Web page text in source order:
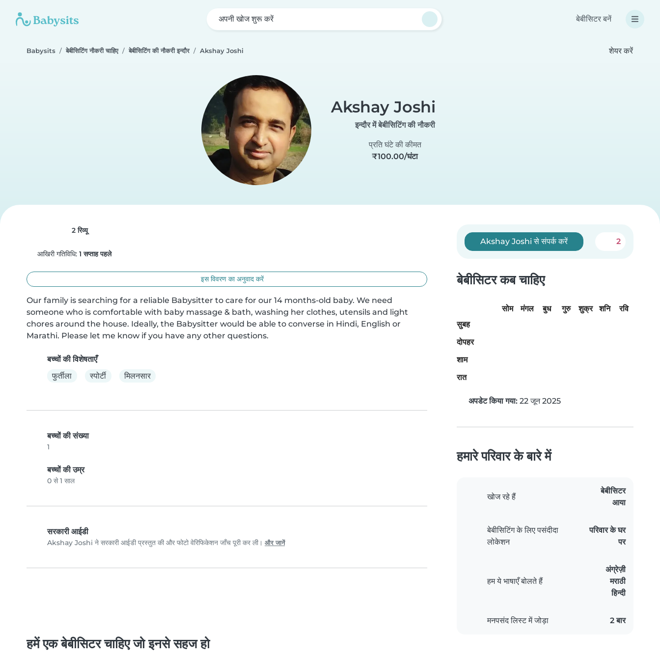
अपनी खोज शुरू करें बेबीसिटर बनें
Babysits बेबीसिटिंग नौकरी चाहिए बेबीसिटिंग की नौकरी इन्दौर Akshay Joshi शेयर करें
Akshay Joshi
इन्दौर में बेबीसिटिंग की नौकरी
प्रति घंटे की कीमत
₹100.00/घंटा
2 रिव्यू
आखिरी गतिविधि: 1 सप्ताह पहले
इस विवरण का अनुवाद करें
Our family is searching for a reliable Babysitter to care for our 14 months-old baby. We need
someone who is comfortable with baby massage & bath, washing her clothes, utensils and light
chores around the house. Ideally, the Babysitter would be able to converse in Hindi, English or
Marathi. Please let me know if you have any other questions.
बच्चों की विशेषताएँ
फुर्तीला
स्पोर्टी मिलनसार
बच्चों की संख्या
1
बच्चों की उम्र
0 से 1 साल
सरकारी आईडी
Akshay Joshi ने सरकारी आईडी प्रस्तुत की और फोटो वेरिफिकेशन जाँच पूरी कर ली। और जानें
Akshay Joshi से संपर्क करें 2
बेबीसिटर कब चाहिए
सोम मंगल बुध गुरु शुक्र शनि
रवि
सुबह
दोपहर
शाम
रात
अपडेट किया गया: 22 जून 2025
हमारे परिवार के बारे में
खोज रहे हैं
बेबीसिटर
आया
बेबीसिटिंग के लिए पसंदीदा
लोकेशन
परिवार के घर
पर
हम ये भाषाएँ बोलते हैं
अंग्रेज़ी
मराठी
हिन्दी
मनपसंद लिस्ट में जोड़ा 2 बार
हमें एक बेबीसिटर चाहिए जो इनसे सहज हो